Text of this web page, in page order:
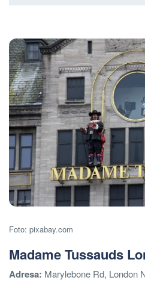
Foto: pixabay.com
Madame Tussauds
Adresa: Marylebone Rd, London